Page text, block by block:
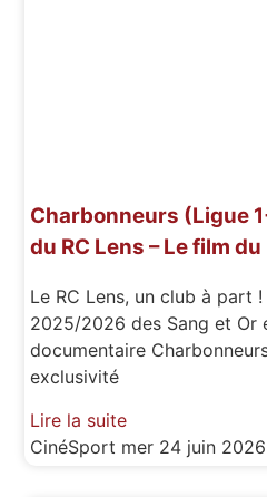
Charbonneurs (Ligue
du RC Lens – Le film
Le RC Lens, un club à part
2025/2026 des Sang et Or
documentaire
exclusivité
Lire la suite
CinéSport mer 24 juin 2026